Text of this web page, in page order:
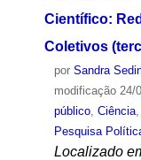
Científico:
Coletivos
por Sandra
modificação24/
público, Ciência,
Pesquisa
Localizado